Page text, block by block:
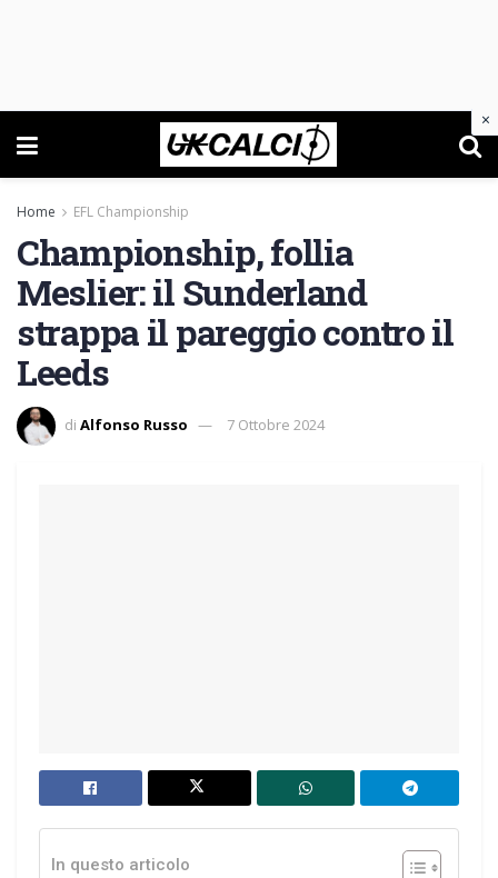
Home EFL Championship
Championship, follia
Meslier: il Sunderland
strappa il pareggio contro il
Leeds
di Alfonso Russo 7 Ottobre 2024
In questo articolo
×